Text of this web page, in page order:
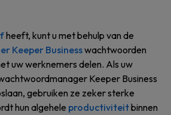
heeft, kunt u met behulp van de
Keeper Businesswachtwoorden
uw werknemers delen. Als uw
Keeper Business
gebruiken ze zeker sterke
hun algehele productiviteitbinnen